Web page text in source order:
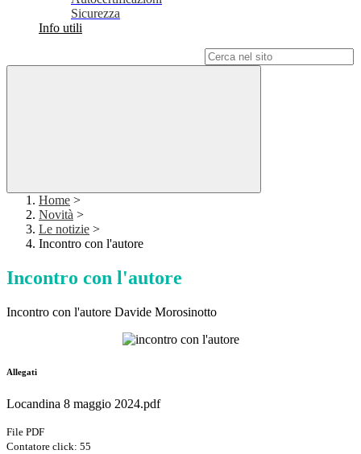
Sicurezza
Info utili
Home >
Novità >
Le notizie >
Incontro con l'autore
Incontro con l'autore
Incontro con l'autore Davide Morosinotto
Allegati
Locandina 8 maggio 2024.pdf
File PDF
Contatore click: 55